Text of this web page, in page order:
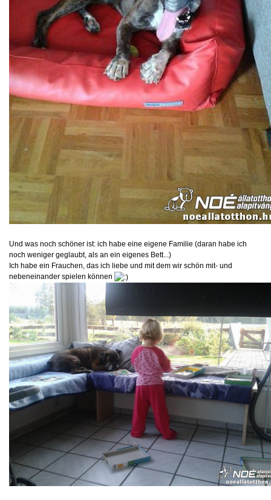
Und was noch schöner ist: ich habe eine eigene Familie (daran habe ich
noch weniger geglaubt, als an ein eigenes Bett...)
Ich habe ein Frauchen, das ich liebe und mit dem wir schön mit- und
nebeneinander spielen können